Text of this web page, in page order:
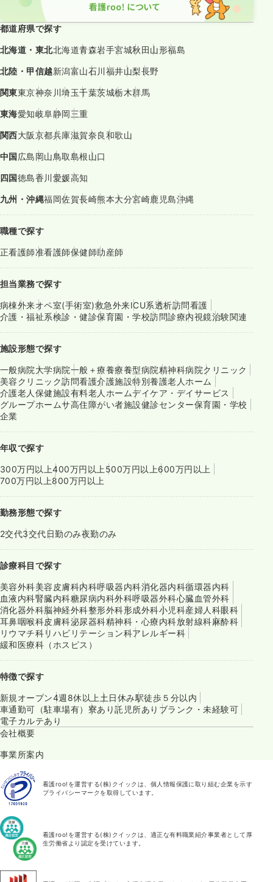
都道府県で探す
北海道・東北北海道青森岩手宮城秋田山形福島
北陸・甲信越新潟富山石川福井山梨長野
関東東京神奈川埼玉千葉茨城栃木群馬
東海愛知岐阜静岡三重
関西大阪京都兵庫滋賀奈良和歌山
中国広島岡山鳥取島根山口
四国徳島香川愛媛高知
九州・沖縄福岡佐賀長崎熊本大分宮崎鹿児島沖縄
職種で探す
正看護師准看護師保健師助産師
担当業務で探す
病棟外来オペ室(手術室)救急外来ICU系透析訪問看護
介護・福祉系検診・健診保育園・学校訪問診療内視鏡治験関連
施設形態で探す
一般病院大学病院一般＋療養療養型病院精神科病院クリニック
美容クリニック訪問看護介護施設特別養護老人ホーム
介護老人保健施設有料老人ホームデイケア・デイサービス
グループホームサ高住障がい者施設健診センター保育園・学校
企業
年収で探す
300万円以上400万円以上 500万円以上600万円以上
700万円以上800万円以上
勤務形態で探す
2交代3交代日勤のみ夜勤のみ
診療科目で探す
美容外科美容皮膚科内科呼吸器内科消化器内科循環器内科
血液内科腎臓内科糖尿病内科外科呼吸器外科心臓血管外科
消化器外科脳神経外科整形外科形成外科小児科産婦人科眼科
耳鼻咽喉科皮膚科泌尿器科精神科・心療内科放射線科麻酔科
リウマチ科リハビリテーション科アレルギー科
緩和医療科（ホスピス）
特徴で探す
新規オープン4週8休以上 土日休み駅徒歩５分以内
車通勤可（駐車場有） 寮あり託児所あり ブランク・未経験可
電子カルテあり
会社概要
事業所案内
看護roo!を運営する(株)クイックは、個人情報保護に取り組む企業を示す
プライバシーマークを取得しています。
看護roo!を運営する(株)クイックは、適正な有料職業紹介事業者として厚
生労働省より認定を受けています。